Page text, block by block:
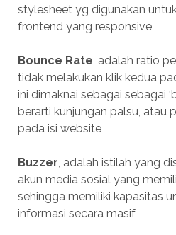
stylesheet yg digunakan
frontend yang responsive
Bounce Rate, adalah ratio
tidak melakukan klik kedua
ini dimaknai sebagai sebagai
berarti kunjungan palsu, atau
pada isi website
Buzzer, adalah istilah yang
akun media sosial yang
sehingga memiliki kapasitas
informasi secara masif